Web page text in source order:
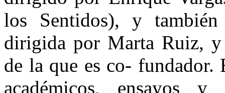
los Sentidos), y
dirigida por Marta Ruiz, y
de la que es co- fundador.
académicos, ensayos